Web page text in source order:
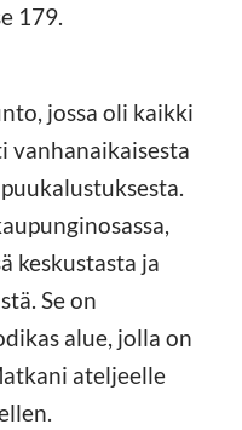
179.
jossa oli kaikki
keskustasta ja
Se on
alue, jolla on
ateljeelle